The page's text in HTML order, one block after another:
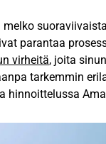
parantaa
virheitä, joita
tarkemmin
hinnoittelussa